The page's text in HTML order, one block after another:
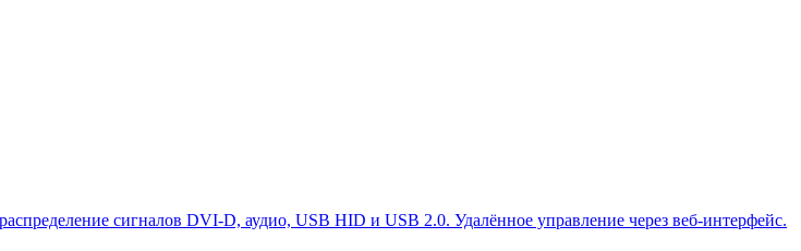
сигналов DVI-D, аудио, USB HID и USB 2.0. Удалённое управление через веб-интерфейс.